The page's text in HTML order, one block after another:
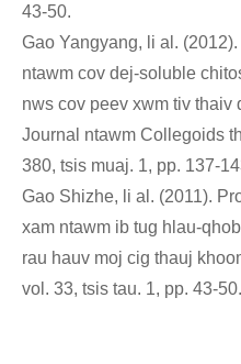
43-50.
Gao Yangyang, li al.
ntawm cov dej-soluble
nws cov peev xwm tiv thaiv
Journal ntawm Collegoids
380, tsis muaj. 1, pp. 137-
Gao Shizhe, li al. (2011).
xam ntawm ib tug hlau-
rau hauv moj cig thauj
vol. 33, tsis tau. 1, pp. 43-50.